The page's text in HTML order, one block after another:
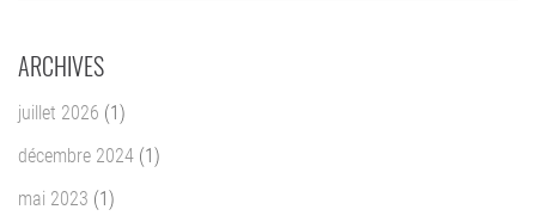
ARCHIVES
juillet 2026 (1)
décembre 2024 (1)
mai 2023 (1)